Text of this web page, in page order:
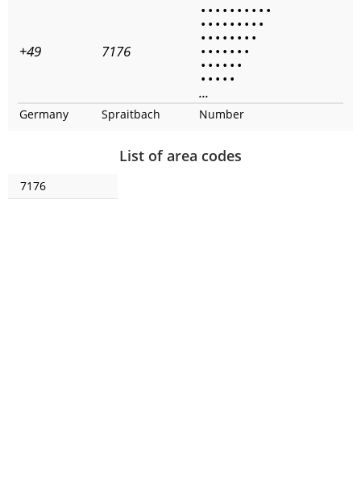
+49 7176
• • • • • • • • • •
• • • • • • • • •
• • • • • • • •
• • • • • • •
• • • • • •
• • • • •
...
Germany Spraitbach Number
List of area codes
7176